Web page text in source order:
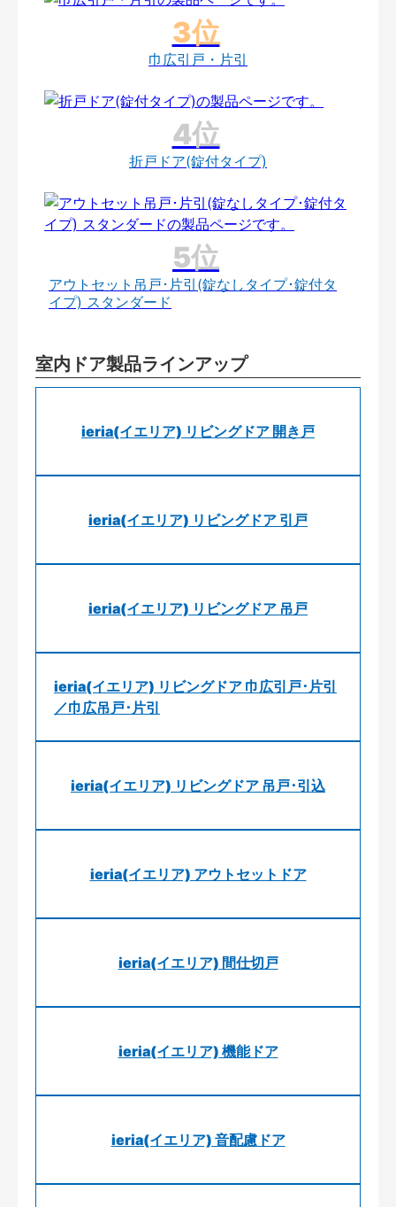
巾広引戸・片引
折戸ドア(錠付タイプ)
アウトセット吊戸･片引(錠なしタイプ･錠付タ
イプ) スタンダード
室内ドア製品ラインアップ
ieria(イエリア) リビングドア 開き戸
ieria(イエリア) リビングドア 引戸
ieria(イエリア) リビングドア 吊戸
ieria(イエリア) リビングドア 巾広引戸･片引
／巾広吊戸･片引
ieria(イエリア) リビングドア 吊戸･引込
ieria(イエリア) アウトセットドア
ieria(イエリア) 間仕切戸
ieria(イエリア) 機能ドア
ieria(イエリア) 音配慮ドア